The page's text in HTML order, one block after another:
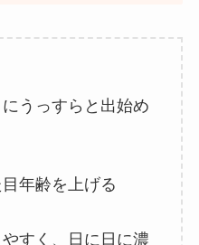
うっすらと出始め
年齢を上げる
すく、日に日に濃